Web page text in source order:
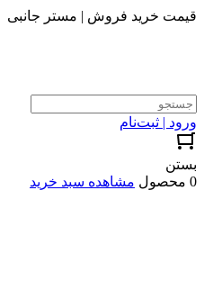
قیمت خرید فروش | مستر جانبی
ورود | ثبت‌نام
بستن
0 محصول
مشاهده سبد خرید